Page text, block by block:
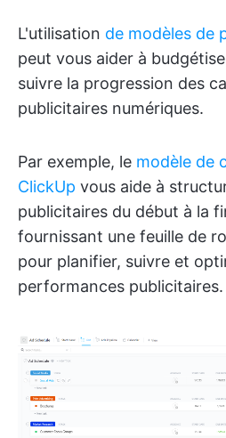
L'utilisation de modèles de
peut vous aider à
suivre la progression des
publicitaires numériques.
Par exemple, le modèle de
ClickUp vous aide à
publicitaires du début à la
fournissant une feuille de
pour planifier, suivre et
performances publicitaires.